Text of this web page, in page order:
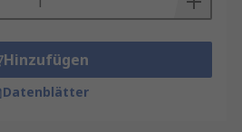
Hinzufügen
Datenblätter